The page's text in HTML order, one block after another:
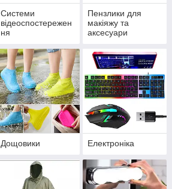
Системи
відеоспостережен
ня
Пензлики для
макіяжу та
аксесуари
Дощовики Електроніка